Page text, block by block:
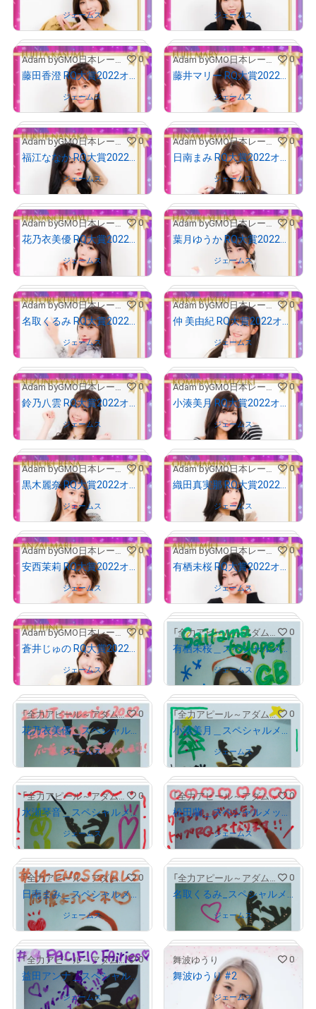
# 666/1000 # 644/1000
# 53/1000
Owned byジェームス
# 411/1000
ジェームス
# 665/1000
Adam byGMO日本レースクイーン大賞2022 0
藤田香澄 RQ大賞2022オリジナルNFTトレカ
ジェームス
# 498/1000
Adam byGMO日本レースクイーン大賞2022 0
藤井マリー RQ大賞2022オリジナルNFTトレカ
ジェームス
# 181/1000
Adam byGMO日本レースクイーン大賞2022 0
福江ななか RQ大賞2022オリジナルNFTトレカ
Owned by ジェームス
# 191/1000
Adam byGMO日本レースクイーン大賞2022 0
日南まみ RQ大賞2022オリジナルNFTトレカ
ジェームス
# 495/1000
Adam byGMO日本レースクイーン大賞2022 0
花乃衣美優 RQ大賞2022オリジナルNFTトレカ
Owned byジェームス
# 711/1000
Adam byGMO日本レースクイーン大賞2022 0
葉月ゆうか RQ大賞2022オリジナルNFTトレカ
ジェームス
# 863/1000
Adam byGMO日本レースクイーン大賞2022 0
名取くるみ RQ大賞2022オリジナルNFTトレカ
Owned by ジェームス
# 714/1000
Adam byGMO日本レースクイーン大賞2022 0
仲 美由紀 RQ大賞2022オリジナルNFTトレカ
ジェームス
# 301/1000
Adam byGMO日本レースクイーン大賞2022 0
鈴乃八雲 RQ大賞2022オリジナルNFTトレカ
Owned by ジェームス
# 386/1000
Adam byGMO日本レースクイーン大賞2022 0
小湊美月 RQ大賞2022オリジナルNFTトレカ
Owned by ジェームス
# 622/1000
Adam byGMO日本レースクイーン大賞2022 0
黒木麗奈 RQ大賞2022オリジナルNFTトレカ
Owned by ジェームス
# 209/1000
Adam byGMO日本レースクイーン大賞2022 0
織田真実那 RQ大賞2022オリジナルNFTトレカ
Owned by ジェームス
# 27/1000
Adam byGMO日本レースクイーン大賞2022 0
安西茉莉 RQ大賞2022オリジナルNFTトレカ
ジェームス
# 23/1000
Adam byGMO日本レースクイーン大賞2022 0
有栖未桜 RQ大賞2022オリジナルNFTトレカ
ジェームス
# 201/1000
Adam byGMO日本レースクイーン大賞2022 0
蒼井じゅの RQ大賞2022オリジナルNFTトレカ
ジェームス
# 1330/2000
「全力アピール～アダムシアター～」NFTストア 0
有栖未桜＿スペシャルメッセージ付き画像
Owned byジェームス
# 1112/2000
「全力アピール～アダムシアター～」NFTストア 0
花乃衣美優＿スペシャルメッセージ付き画像
Owned byジェームス
# 1235/2000
「全力アピール～アダムシアター～」NFTストア 0
小湊美月＿スペシャルメッセージ付き画像
Owned by ジェームス
# 61/2000
「全力アピール～アダムシアター～」NFTストア 0
水瀬琴音＿スペシャルメッセージ付き画像
Owned by ジェームス
# 160/2000
「全力アピール～アダムシアター～」NFTストア 0
松田蘭＿スペシャルメッセージ付き画像
Owned byジェームス
「全力アピール～アダムシアター～」NFTストア 0
日南まみ＿スペシャルメッセージ付き画像
Owned by ジェームス
「全力アピール～アダムシアター～」NFTストア 0
名取くるみ_スペシャルメッセージ付き画像
Owned by ジェームス
「全力アピール～アダムシアター～」NFTストア 0
益田アンナ＿スペシャルメッセージ付き画像
Owned byジェームス
舞波ゆうり 0
舞波ゆうり #2
Owned byジェームス